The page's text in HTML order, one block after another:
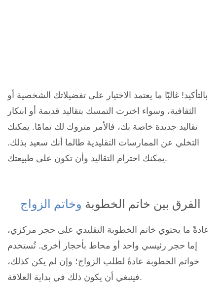
بالتأكيد! غالبًا ما يعتمد الاختيار على تفضيلاتك الشخصية أو
الثقافية، وسواء اخترت التمسك بتقاليد قديمة أو ابتكار
تقاليد جديدة خاصة بك، فالأمر متروك لك تمامًا. يمكنك
التخلي عن الممارسات التقليدية طالما أنك سعيد بذلك.
يمكنك احترام التقاليد وأن تكون على طبيعتك.
الفرق بين خاتم الخطوبة وخاتم الزواج
عادةً ما يحتوي خاتم الخطوبة التقليدي على حجر مركزي،
إما حجر رئيسي واحد أو محاط بأحجار أخرى. تُستخدم
خواتم الخطوبة عادةً لطلب الزواج؛ وإن لم يكن كذلك،
فينبغي أن يكون ذلك في بداية العلاقة.